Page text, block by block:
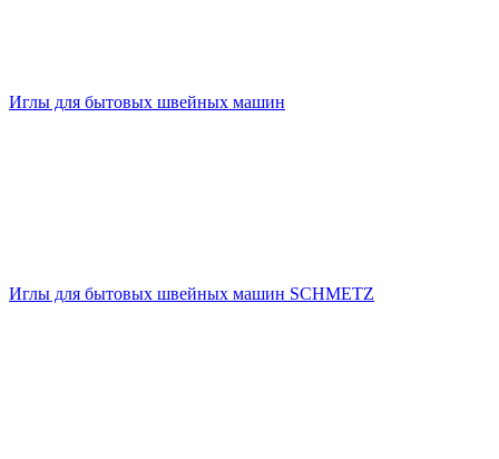
Иглы для бытовых швейных машин
Иглы для бытовых швейных машин SCHMETZ